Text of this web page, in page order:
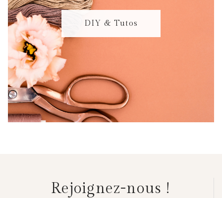
DIY & Tutos
Rejoignez-nous !